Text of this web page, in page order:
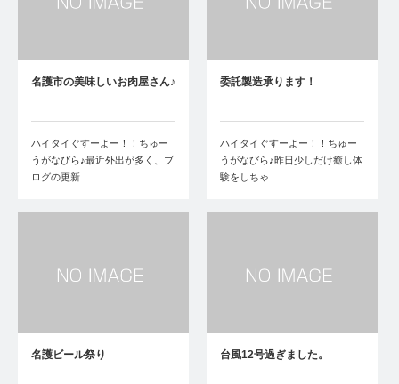
名護市の美味しいお肉屋さん♪
ハイタイぐすーよー！！ちゅー
うがなびら♪最近外出が多く、ブ
ログの更新…
委託製造承ります！
ハイタイぐすーよー！！ちゅー
うがなびら♪昨日少しだけ癒し体
験をしちゃ…
名護ビール祭り 台風12号過ぎました。